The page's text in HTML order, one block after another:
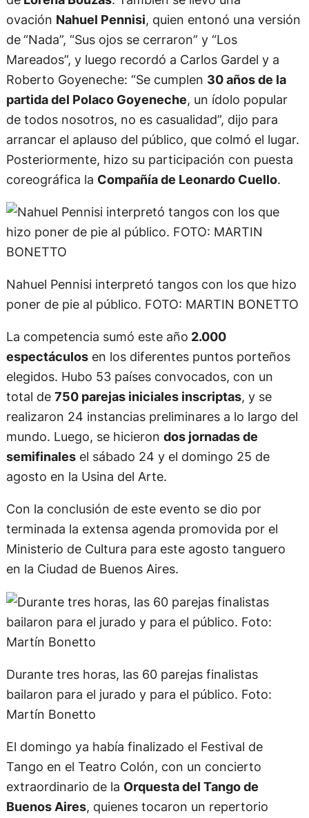
ovación Nahuel Pennisi, quien entonó una versión
de“Nada”, “Sus ojos se cerraron” y “Los
Mareados”, y luego recordó a Carlos Gardel y a
Roberto Goyeneche: “Se cumplen 30 años de la
partida del Polaco Goyeneche, un ídolo popular
de todos nosotros, no es casualidad”, dijo para
arrancar el aplauso del público, que colmó el lugar.
Posteriormente, hizo su participación con puesta
coreográfica la Compañía de Leonardo Cuello.
Nahuel Pennisi interpretó tangos con los que hizo
poner de pie al público. FOTO: MARTIN BONETTO
La competencia sumó este año 2.000
espectáculosen los diferentes puntos porteños
elegidos. Hubo 53 países convocados, con un
total de 750 parejas iniciales inscriptas, y se
realizaron 24 instancias preliminares a lo largo del
mundo. Luego, se hicieron dos jornadas de
semifinalesel sábado 24 y el domingo 25 de
agosto en la Usina del Arte.
Con la conclusión de este evento se dio por
terminada la extensa agenda promovida por el
Ministerio de Cultura para este agosto tanguero
en la Ciudad de Buenos Aires.
Durante tres horas, las 60 parejas finalistas
bailaron para el jurado y para el público. Foto:
Martín Bonetto
El domingo ya había finalizado el Festival de
Tango en el Teatro Colón, con un concierto
extraordinario de la Orquesta del Tango de
Buenos Aires, quienes tocaron un repertorio